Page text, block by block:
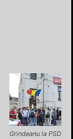
Grindeanu la PSD